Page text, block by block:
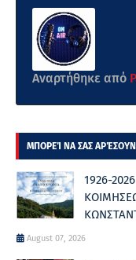
Αναρτήθηκε από
ΜΠΟΡΕΊ ΝΑ ΣΑΣ ΑΡΈΣΟΥΝ
1926-
August 07, 2026